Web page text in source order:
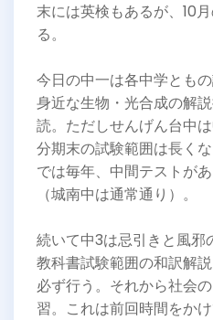
末には英検もあるが、10
る。
今日の中一は各中学とも
身近な生物・光合成の解
読。ただしせんげん台中
分期末の試験範囲は長く
では毎年、中間テストが
（城南中は通常通り）。
続いて中3は忌引きと風邪
教科書試験範囲の和訳解
必ず行う。それから社会
習。これは前回時間をか